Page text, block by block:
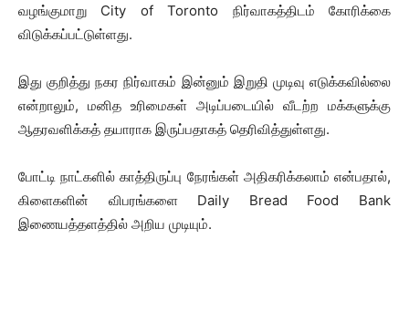
வழங்குமாறு City of Toronto நிர்வாகத்திடம் கோரிக்கை
விடுக்கப்பட்டுள்ளது.
இது குறித்து நகர நிர்வாகம் இன்னும் இறுதி முடிவு எடுக்கவில்லை
என்றாலும், மனித உரிமைகள் அடிப்படையில் வீடற்ற மக்களுக்கு
ஆதரவளிக்கத் தயாராக இருப்பதாகத் தெரிவித்துள்ளது.
போட்டி நாட்களில் காத்திருப்பு நேரங்கள் அதிகரிக்கலாம் என்பதால்,
கிளைகளின் விபரங்களை Daily Bread Food Bank
இணையத்தளத்தில் அறிய முடியும்.